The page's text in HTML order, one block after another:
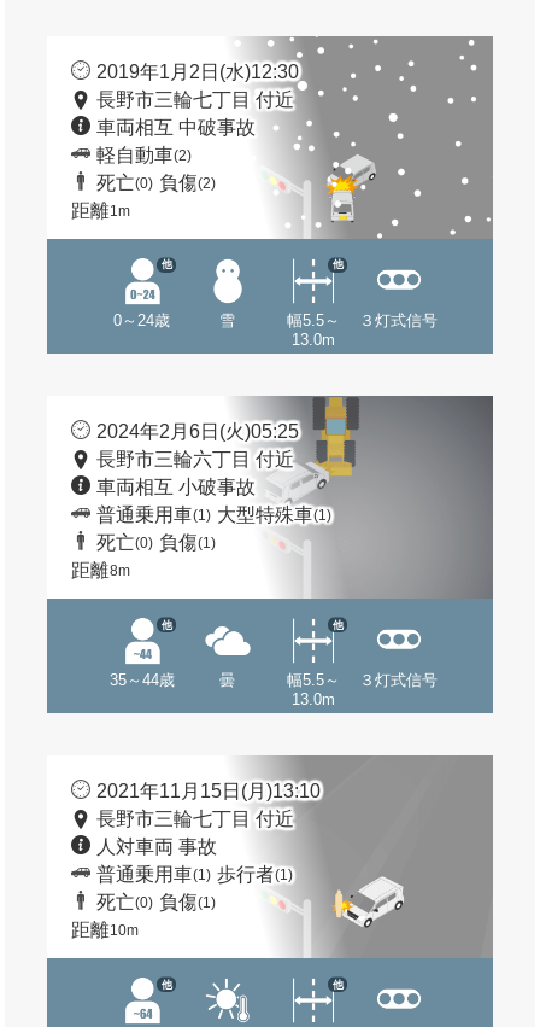
2019年1月2日(水)12:30
長野市三輪七丁目 付近
車両相互 中破事故
軽自動車(2)
死亡(0) 負傷(2)
距離1m
0～24歳
他
雪
幅5.5～
13.0m
他
３灯式信号
2024年2月6日(火)05:25
長野市三輪六丁目 付近
車両相互 小破事故
普通乗用車(1) 大型特殊車(1)
死亡(0) 負傷(1)
距離8m
35～44歳
他
曇
幅5.5～
13.0m
他
３灯式信号
2021年11月15日(月)13:10
長野市三輪七丁目 付近
人対車両 事故
普通乗用車(1) 歩行者(1)
死亡(0) 負傷(1)
距離10m
他 他